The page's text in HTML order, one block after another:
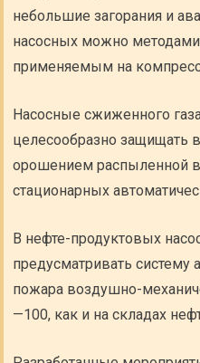
небольшие загорания и
насосных можно
применяемым на
Насосные сжиженного
целесообразно защищать
орошением распыленной
стационарных
В нефте-продуктовых
предусматривать систему
пожара воздушно-
—100, как и на складах